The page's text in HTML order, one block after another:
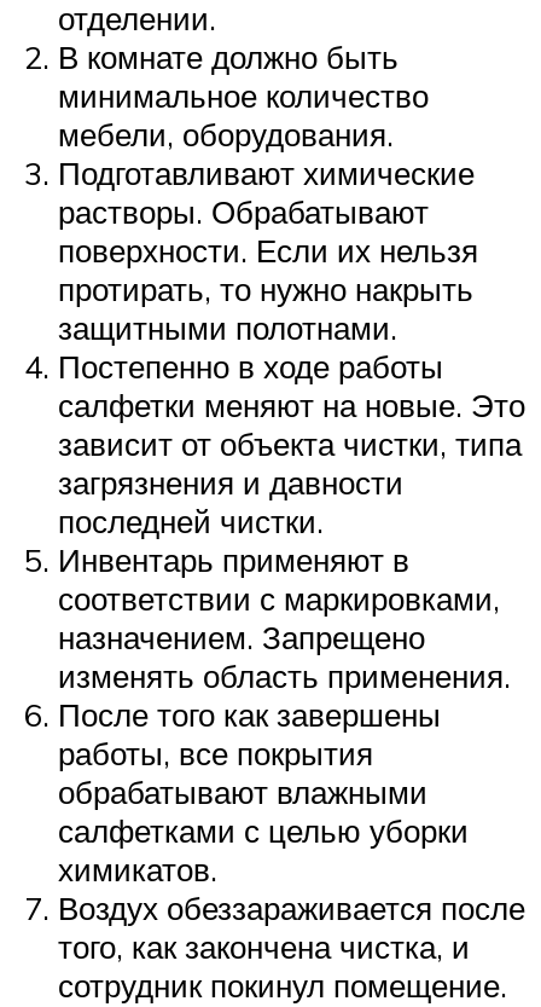
отделении.
В комнате должно быть
минимальное количество
мебели, оборудования.
Подготавливают химические
растворы. Обрабатывают
поверхности. Если их нельзя
протирать, то нужно накрыть
защитными полотнами.
Постепенно в ходе работы
салфетки меняют на новые. Это
зависит от объекта чистки, типа
загрязнения и давности
последней чистки.
Инвентарь применяют в
соответствии с маркировками,
назначением. Запрещено
изменять область применения.
После того как завершены
работы, все покрытия
обрабатывают влажными
салфетками с целью уборки
химикатов.
Воздух обеззараживается после
того, как закончена чистка, и
сотрудник покинул помещение.